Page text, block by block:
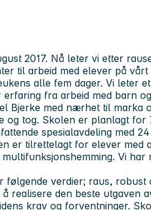
2017. Nå leter vi etter
til arbeid med elever på
alle fem dager. Vi leter
fra arbeid med barn
Bjerke med nærhet til marka
og tog. Skolen er planlagt
spesialavdeling med
er tilrettelagt for elever med
Vi
følgende verdier; raus, robust
realisere den beste utgaven
krav og forventninger.